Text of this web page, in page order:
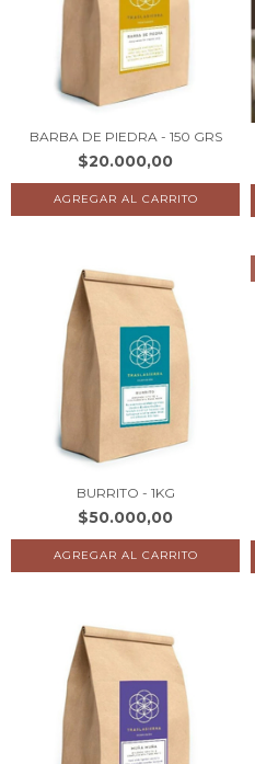
BARBA DE PIEDRA - 150 GRS
$20.000,00
BURRITO - 1KG
$50.000,00